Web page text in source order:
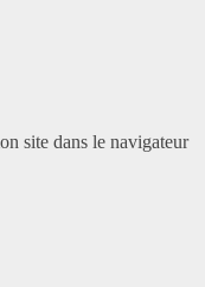
site dans le navigateur